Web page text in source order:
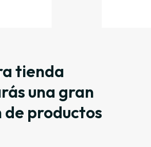
tienda
una gran
de productos